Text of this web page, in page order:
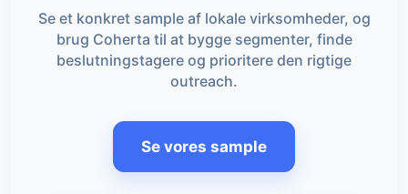
Se et konkret sample af lokale virksomheder, og
brug Coherta til at bygge segmenter, finde
beslutningstagere og prioritere den rigtige
outreach.
Se vores sample